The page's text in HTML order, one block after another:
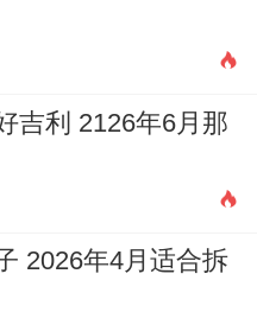
吉利 2126年6月那
2026年4月适合拆